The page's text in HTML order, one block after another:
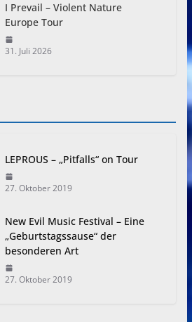
I Prevail – Violent Nature
Europe Tour
31. Juli 2026
LEPROUS – „Pitfalls“ on Tour
27. Oktober 2019
New Evil Music Festival – Eine
„Geburtstagssause“ der
besonderen Art
27. Oktober 2019